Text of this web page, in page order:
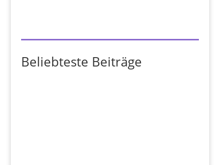
Beliebteste Beiträge